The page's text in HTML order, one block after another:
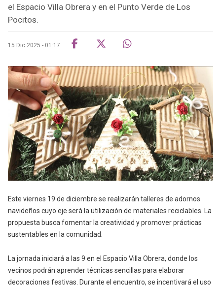
el Espacio Villa Obrera y en el Punto Verde de Los
Pocitos.
15 Dic 2025 - 01:17
Este viernes 19 de diciembre se realizarán talleres de adornos
navideños cuyo eje será la utilización de materiales reciclables. La
propuesta busca fomentar la creatividad y promover prácticas
sustentables en la comunidad.
La jornada iniciará a las 9 en el Espacio Villa Obrera, donde los
vecinos podrán aprender técnicas sencillas para elaborar
decoraciones festivas. Durante el encuentro, se incentivará el uso